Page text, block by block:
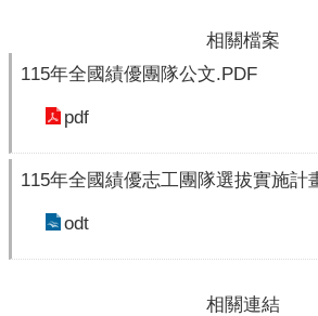
相關檔案
115年全國績優團隊公文.PDF
pdf
115年全國績優志工團隊選拔實施計
odt
相關連結